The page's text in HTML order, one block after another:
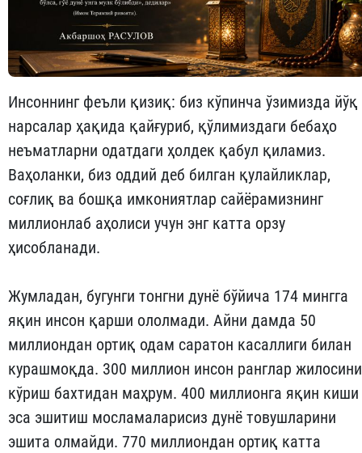
Инсоннинг феъли қизиқ: биз кўпинча ўзимизда йўқ
нарсалар ҳақида қайғуриб, қўлимиздаги бебаҳо
неъматларни одатдаги ҳолдек қабул қиламиз.
Ваҳоланки, биз оддий деб билган қулайликлар,
соғлиқ ва бошқа имкониятлар сайёрамизнинг
миллионлаб аҳолиси учун энг катта орзу
ҳисобланади.
Жумладан, бугунги тонгни дунё бўйича 174 мингга
яқин инсон қарши ололмади. Айни дамда 50
миллиондан ортиқ одам саратон касаллиги билан
курашмоқда. 300 миллион инсон ранглар жилосини
кўриш бахтидан маҳрум. 400 миллионга яқин киши
эса эшитиш мосламаларисиз дунё товушларини
эшита олмайди. 770 миллиондан ортиқ катта